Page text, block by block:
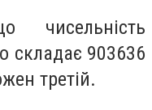
чисельність
складає 903636
третій.